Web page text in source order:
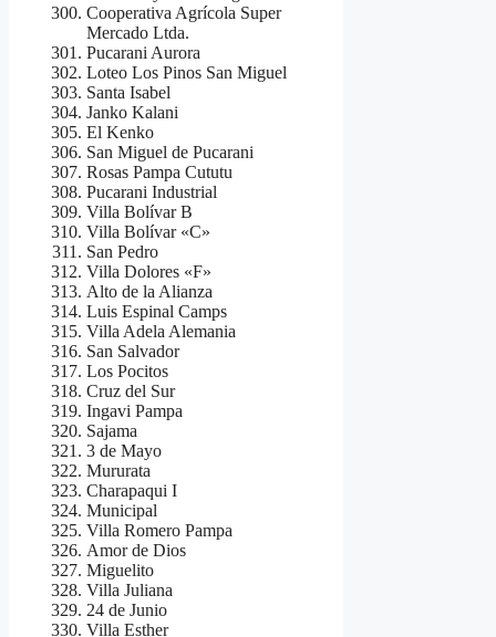
Cooperativa Agrícola Super
Mercado Ltda.
Pucarani Aurora
Loteo Los Pinos San Miguel
Santa Isabel
Janko Kalani
El Kenko
San Miguel de Pucarani
Rosas Pampa Cututu
Pucarani Industrial
Villa Bolívar B
Villa Bolívar «C»
San Pedro
Villa Dolores «F»
Alto de la Alianza
Luis Espinal Camps
Villa Adela Alemania
San Salvador
Los Pocitos
Cruz del Sur
Ingavi Pampa
Sajama
3 de Mayo
Mururata
Charapaqui I
Municipal
Villa Romero Pampa
Amor de Dios
Miguelito
Villa Juliana
24 de Junio
Villa Esther